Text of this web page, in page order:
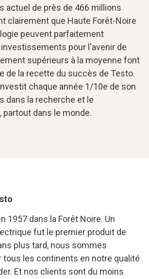
actuel de près de 466 millions
clairement que Haute Forêt-Noire
peuvent parfaitement
pour l'avenir de
supérieurs à la moyenne font
de la recette du succès de Testo.
chaque année 1/10e de son
dans la recherche et le
partout dans le monde.
1957 dans la Forêt Noire. Un
fut le premier produit de
plus tard, nous sommes
tous les continents en notre qualité
Et nos clients sont du moins